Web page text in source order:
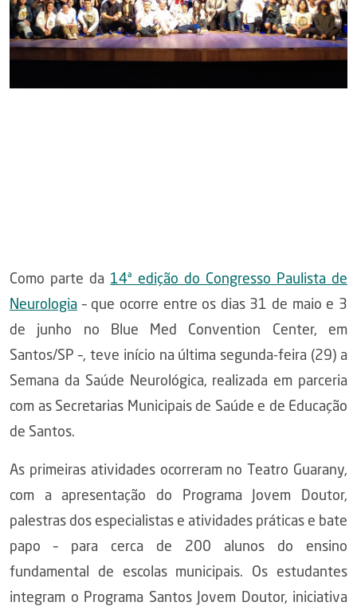
Como parte da 14ª edição do Congresso Paulista de
Neurologia – que ocorre entre os dias 31 de maio e 3
de junho no Blue Med Convention Center, em
Santos/SP –, teve início na última segunda-feira (29) a
Semana da Saúde Neurológica, realizada em parceria
com as Secretarias Municipais de Saúde e de Educação
de Santos.
As primeiras atividades ocorreram no Teatro Guarany,
com a apresentação do Programa Jovem Doutor,
palestras dos especialistas e atividades práticas e bate
papo – para cerca de 200 alunos do ensino
fundamental de escolas municipais. Os estudantes
integram o Programa Santos Jovem Doutor, iniciativa